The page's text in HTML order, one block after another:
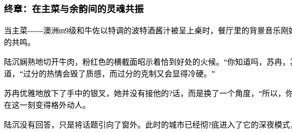
终章：在主菜与余韵间的灵魂共振
当主菜——澳洲m9级和牛佐以特调的波特酒酱汁被呈上桌时，餐厅里的背景音乐
的共鸣。
陆沉娴熟地切开牛肉，粉红色的横截面昭示着恰到好处的火候。“你知道吗，苏冉
道，“过分的热情会毁了质感，而过分的克制又会显得冷硬。”
苏冉优雅地放下了手中的银叉，她并没有接他的?话，而是换了一个角度，“所以
在这一刻变得格外动人。
陆沉没有回答，只是将话题引向了窗外。此时的城市已经彻?底进入了它的深夜模